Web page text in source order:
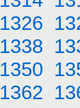
1326
1338
1350
1362